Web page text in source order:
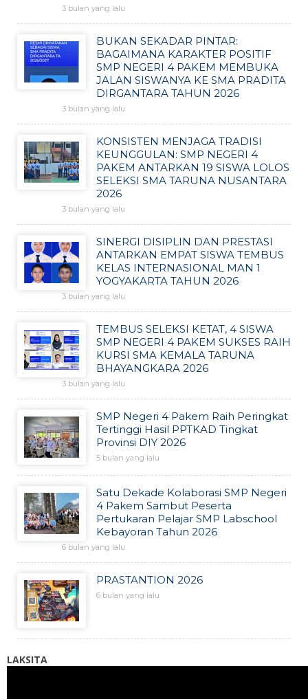
3 bulan yang lalu
BUKAN SEKADAR PINTAR:
BAGAIMANA KARAKTER POSITIF
SMP NEGERI 4 PAKEM MEMBUKA
JALAN SISWANYA KE SMA PRADITA
DIRGANTARA TAHUN 2026
3 bulan yang lalu
KONSISTEN MENJAGA TRADISI
KEUNGGULAN: SMP NEGERI 4
PAKEM ANTARKAN 19 SISWA LOLOS
SELEKSI SMA TARUNA NUSANTARA
2026
3 bulan yang lalu
SINERGI DISIPLIN DAN PRESTASI
ANTARKAN EMPAT SISWA TEMBUS
KELAS INTERNASIONAL MAN 1
YOGYAKARTA TAHUN 2026
3 bulan yang lalu
TEMBUS SELEKSI KETAT, 4 SISWA
SMP NEGERI 4 PAKEM SUKSES RAIH
KURSI SMA KEMALA TARUNA
BHAYANGKARA 2026
3 bulan yang lalu
SMP Negeri 4 Pakem Raih Peringkat
Tertinggi Hasil PPTKAD Tingkat
Provinsi DIY 2026
5 bulan yang lalu
Satu Dekade Kolaborasi SMP Negeri
4 Pakem Sambut Peserta
Pertukaran Pelajar SMP Labschool
Kebayoran Tahun 2026
6 bulan yang lalu
PRASTANTION 2026
6 bulan yang lalu
LAKSITA